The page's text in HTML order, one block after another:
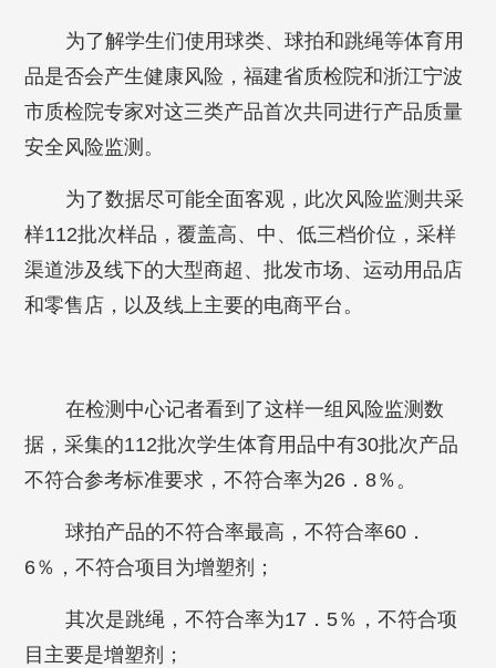
为了解学生们使用球类、球拍和跳绳等体育用
品是否会产生健康风险，福建省质检院和浙江宁波
市质检院专家对这三类产品首次共同进行产品质量
安全风险监测。
为了数据尽可能全面客观，此次风险监测共采
样112批次样品，覆盖高、中、低三档价位，采样
渠道涉及线下的大型商超、批发市场、运动用品店
和零售店，以及线上主要的电商平台。
在检测中心记者看到了这样一组风险监测数
据，采集的112批次学生体育用品中有30批次产品
不符合参考标准要求，不符合率为26．8％。
球拍产品的不符合率最高，不符合率60．
6％，不符合项目为增塑剂；
其次是跳绳，不符合率为17．5％，不符合项
目主要是增塑剂；